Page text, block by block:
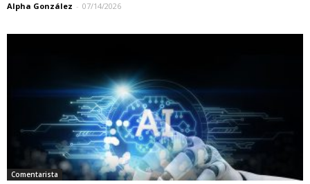
Alpha González - 07/14/2026
Comentarista